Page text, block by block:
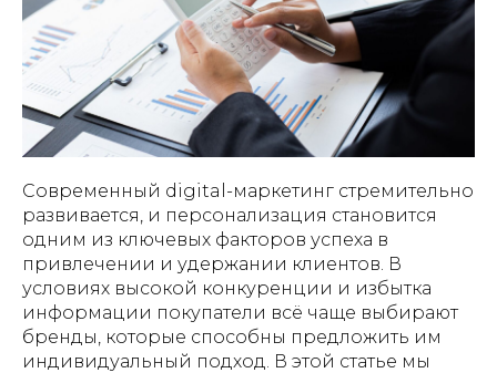
Современный digital-маркетинг стремительно
развивается, и персонализация становится
одним из ключевых факторов успеха в
привлечении и удержании клиентов. В
условиях высокой конкуренции и избытка
информации покупатели всё чаще выбирают
бренды, которые способны предложить им
индивидуальный подход. В этой статье мы